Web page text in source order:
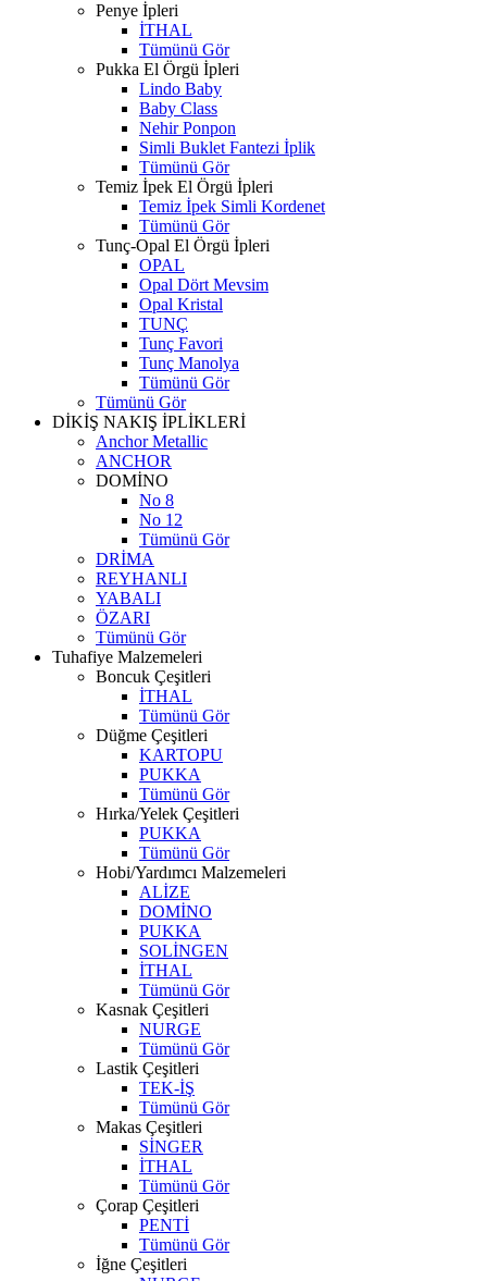
Penye İpleri
İTHAL
Tümünü Gör
Pukka El Örgü İpleri
Lindo Baby
Baby Class
Nehir Ponpon
Simli Buklet Fantezi İplik
Tümünü Gör
Temiz İpek El Örgü İpleri
Temiz İpek Simli Kordenet
Tümünü Gör
Tunç-Opal El Örgü İpleri
OPAL
Opal Dört Mevsim
Opal Kristal
TUNÇ
Tunç Favori
Tunç Manolya
Tümünü Gör
Tümünü Gör
DİKİŞ NAKIŞ İPLİKLERİ
Anchor Metallic
ANCHOR
DOMİNO
No 8
No 12
Tümünü Gör
DRİMA
REYHANLI
YABALI
ÖZARI
Tümünü Gör
Tuhafiye Malzemeleri
Boncuk Çeşitleri
İTHAL
Tümünü Gör
Düğme Çeşitleri
KARTOPU
PUKKA
Tümünü Gör
Hırka/Yelek Çeşitleri
PUKKA
Tümünü Gör
Hobi/Yardımcı Malzemeleri
ALİZE
DOMİNO
PUKKA
SOLİNGEN
İTHAL
Tümünü Gör
Kasnak Çeşitleri
NURGE
Tümünü Gör
Lastik Çeşitleri
TEK-İŞ
Tümünü Gör
Makas Çeşitleri
SİNGER
İTHAL
Tümünü Gör
Çorap Çeşitleri
PENTİ
Tümünü Gör
İğne Çeşitleri